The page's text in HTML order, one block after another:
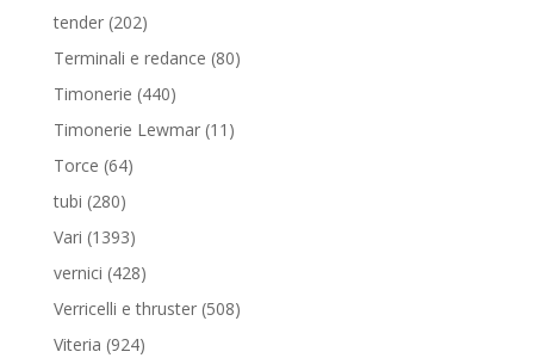
tender 202202
prodotti
Terminali e redance 8080
Timonerie 440440
prodotti
Timonerie Lewmar 11 11
Torce 6464
tubi 280280
prodotti
Vari 13931393
prodotti
vernici 428428
prodotti
Verricelli e thruster 508508
Viteria 924924